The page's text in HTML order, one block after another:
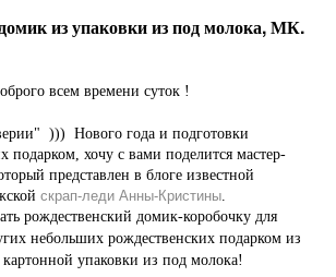
из упаковки из под молока, МК.
всем времени суток !
))) Нового года и подготовки
подарком, хочу с вами поделится мастер-
представлен в блоге известной
скрап-леди Анны-Кристины.
рождественский домик-коробочку для
небольших рождественских подарком из
упаковки из под молока!